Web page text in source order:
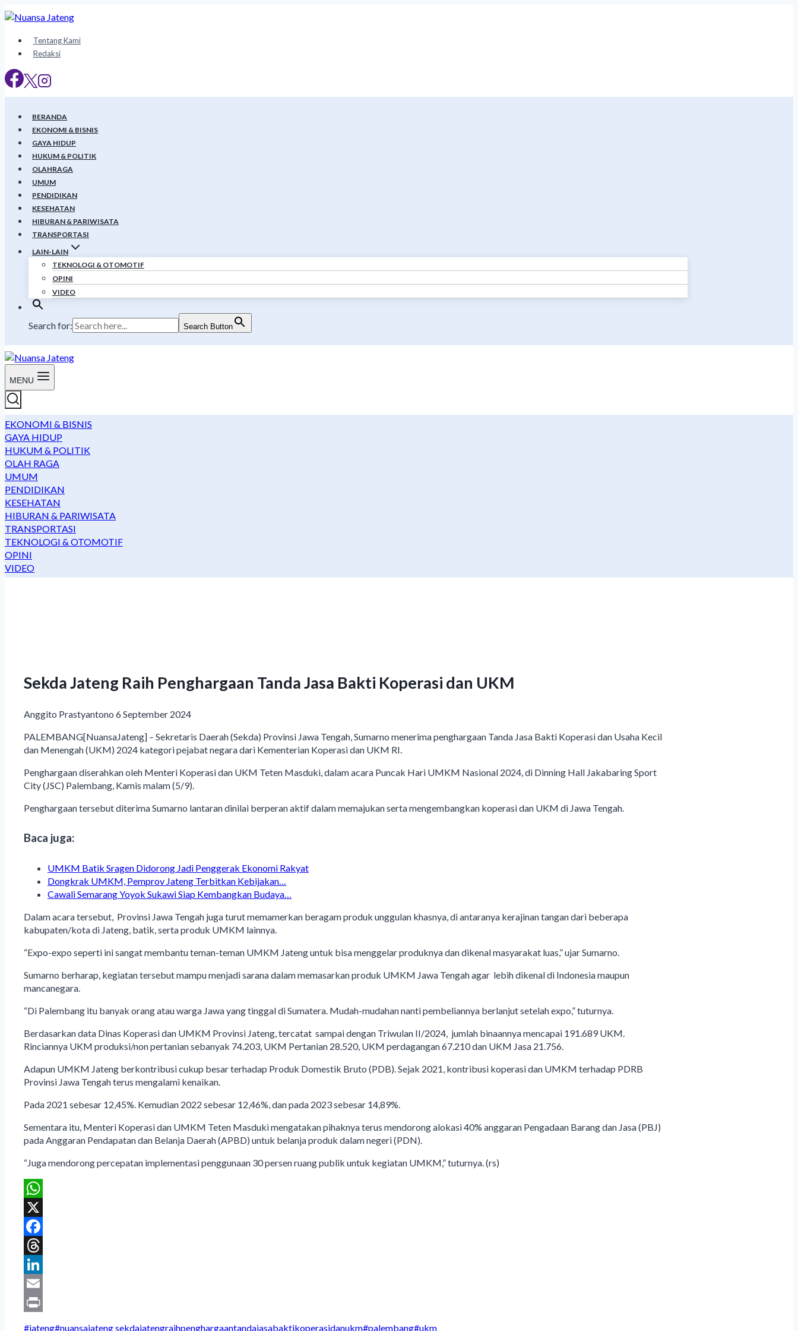
Skip
to
contentTentang Kami
Redaksi
BERANDA
EKONOMI & BISNIS
GAYA HIDUP
HUKUM & POLITIK
OLAHRAGA
UMUM
PENDIDIKAN
KESEHATAN
HIBURAN & PARIWISATA
TRANSPORTASI
LAIN-LAIN
TEKNOLOGI & OTOMOTIF
OPINI
VIDEO
Search for: Search Button
MENU
EKONOMI & BISNIS
GAYA HIDUP
HUKUM & POLITIK
OLAH RAGA
UMUM
PENDIDIKAN
KESEHATAN
HIBURAN & PARIWISATA
TRANSPORTASI
TEKNOLOGI & OTOMOTIF
OPINI
VIDEO
Sekda Jateng Raih Penghargaan Tanda Jasa Bakti Koperasi dan UKM
Anggito Prastyantono 6 September 2024
PALEMBANG[NuansaJateng] – Sekretaris Daerah (Sekda) Provinsi Jawa Tengah, Sumarno menerima penghargaan Tanda Jasa Bakti Koperasi dan Usaha Kecil
dan Menengah (UKM) 2024 kategori pejabat negara dari Kementerian Koperasi dan UKM RI.
Penghargaan diserahkan oleh Menteri Koperasi dan UKM Teten Masduki, dalam acara Puncak Hari UMKM Nasional 2024, di Dinning Hall Jakabaring Sport
City (JSC) Palembang, Kamis malam (5/9).
Penghargaan tersebut diterima Sumarno lantaran dinilai berperan aktif dalam memajukan serta mengembangkan koperasi dan UKM di Jawa Tengah.
Baca juga:
UMKM Batik Sragen Didorong Jadi Penggerak Ekonomi Rakyat
Dongkrak UMKM, Pemprov Jateng Terbitkan Kebijakan…
Cawali Semarang Yoyok Sukawi Siap Kembangkan Budaya…
Dalam acara tersebut, Provinsi Jawa Tengah juga turut memamerkan beragam produk unggulan khasnya, di antaranya kerajinan tangan dari beberapa
kabupaten/kota di Jateng, batik, serta produk UMKM lainnya.
“Expo-expo seperti ini sangat membantu teman-teman UMKM Jateng untuk bisa menggelar produknya dan dikenal masyarakat luas,” ujar Sumarno.
Sumarno berharap, kegiatan tersebut mampu menjadi sarana dalam memasarkan produk UMKM Jawa Tengah agar lebih dikenal di Indonesia maupun
mancanegara.
“Di Palembang itu banyak orang atau warga Jawa yang tinggal di Sumatera. Mudah-mudahan nanti pembeliannya berlanjut setelah expo,” tuturnya.
Berdasarkan data Dinas Koperasi dan UMKM Provinsi Jateng, tercatat sampai dengan Triwulan II/2024, jumlah binaannya mencapai 191.689 UKM.
Rinciannya UKM produksi/non pertanian sebanyak 74.203, UKM Pertanian 28.520, UKM perdagangan 67.210 dan UKM Jasa 21.756.
Adapun UMKM Jateng berkontribusi cukup besar terhadap Produk Domestik Bruto (PDB). Sejak 2021, kontribusi koperasi dan UMKM terhadap PDRB
Provinsi Jawa Tengah terus mengalami kenaikan.
Pada 2021 sebesar 12,45%. Kemudian 2022 sebesar 12,46%, dan pada 2023 sebesar 14,89%.
Sementara itu, Menteri Koperasi dan UMKM Teten Masduki mengatakan pihaknya terus mendorong alokasi 40% anggaran Pengadaan Barang dan Jasa (PBJ)
pada Anggaran Pendapatan dan Belanja Daerah (APBD) untuk belanja produk dalam negeri (PDN).
“Juga mendorong percepatan implementasi penggunaan 30 persen ruang publik untuk kegiatan UMKM,” tuturnya. (rs)
WhatsApp
X
Facebook
Threads
LinkedIn
Email
Post
#jateng#nuansajateng sekdajatengraihpenghargaantandajasabaktikoperasidanukm#palembang#ukm